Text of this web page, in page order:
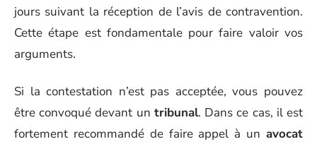
jours suivant la réception de l’avis de contravention.
Cette étape est fondamentale pour faire valoir vos
arguments.
Si la contestation n’est pas acceptée, vous pouvez
être convoqué devant un tribunal. Dans ce cas, il est
fortement recommandé de faire appel à un avocat